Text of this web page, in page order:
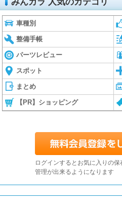
みんカラ 人気のカテゴリ
車種別
整備手帳
パーツレビュー
スポット
まとめ
【PR】ショッピング
ログインするとお気に入りの
管理が出来るようになります